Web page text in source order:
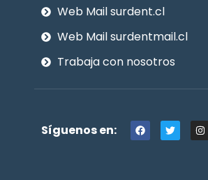
Web Mail surdent.cl
Web Mail surdentmail.cl
Trabaja con nosotros
Síguenos en:
F
a
c
T
w
i
I
n
s